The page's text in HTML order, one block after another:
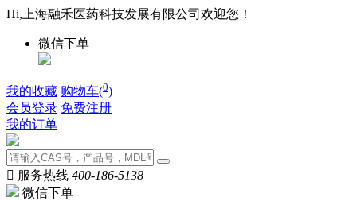
Hi,上海融禾医药科技发展有限公司欢迎您！
微信下单
我的收藏 购物车(0)
会员登录 免费注册
我的订单
 服务热线 400-186-5138
微信下单